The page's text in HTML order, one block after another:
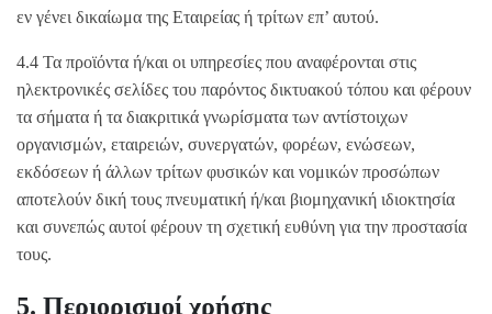
εν γένει δικαίωμα της Εταιρείας ή τρίτων επ’ αυτού.
4.4 Τα προϊόντα ή/και οι υπηρεσίες που αναφέρονται στις
ηλεκτρονικές σελίδες του παρόντος δικτυακού τόπου και φέρουν
τα σήματα ή τα διακριτικά γνωρίσματα των αντίστοιχων
οργανισμών, εταιρειών, συνεργατών, φορέων, ενώσεων,
εκδόσεων ή άλλων τρίτων φυσικών και νομικών προσώπων
αποτελούν δική τους πνευματική ή/και βιομηχανική ιδιοκτησία
και συνεπώς αυτοί φέρουν τη σχετική ευθύνη για την προστασία
τους.
5. Περιορισμοί χρήσης